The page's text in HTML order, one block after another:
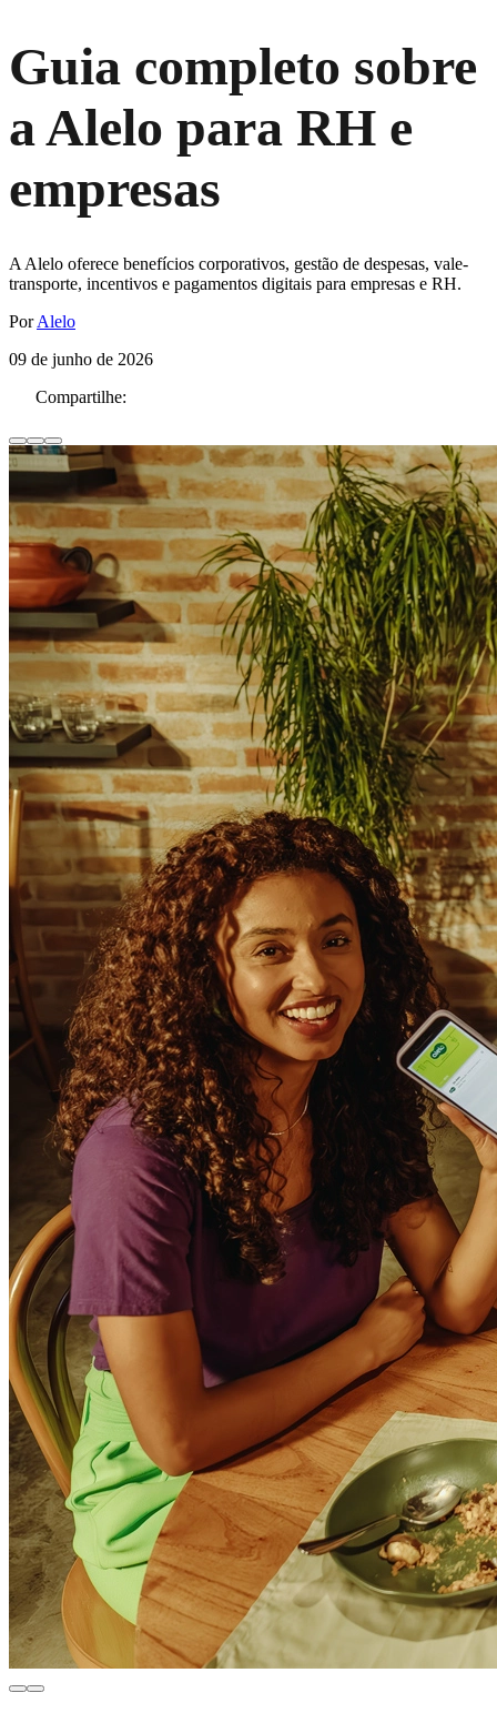
Guia completo sobre
a Alelo para RH e
empresas
A Alelo oferece benefícios corporativos, gestão de despesas, vale-
transporte, incentivos e pagamentos digitais para empresas e RH.
PorAlelo
09 de junho de 2026
Compartilhe: